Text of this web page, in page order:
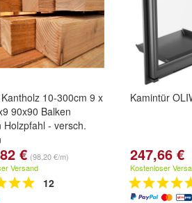
10-300cm 9 x
90x90 Balken
Holzpfahl - versch.
40cm,60cm,80cm
...
€ (98,20 €/m)
Versand
12
Kamintür
247,66 €
Kostenloser